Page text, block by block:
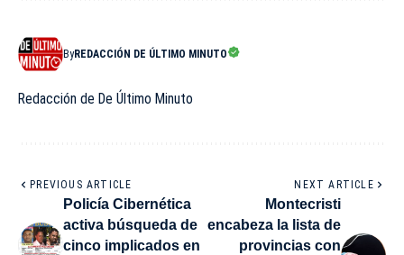
ByREDACCIÓN DE ÚLTIMO MINUTO
Redacción de De Último Minuto
PREVIOUS ARTICLE
Policía Cibernética
activa búsqueda de
cinco implicados en
NEXT ARTICLE
Montecristi
encabeza la lista de
provincias con